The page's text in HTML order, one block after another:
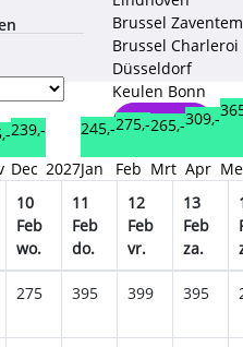
Brussel Zaventem
Brussel Charleroi
Düsseldorf
Keulen Bonn
Opslaan
239,-
Dec 2027
245,-
Jan
275,-
Feb
265,-
Mrt
309,-
Apr
10
Feb
wo.
11
Feb
do.
12
Feb
vr.
13
Feb
za.
275 395 399 395